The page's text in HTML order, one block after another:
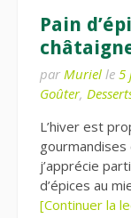
Pain
par Muriel le 5
Goûter,
L’hiver est
gourmandises
j’apprécie
d’épices au
[Continuer la